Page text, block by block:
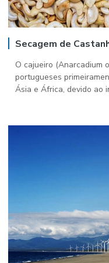
Secagem de
O cajueiro (Anarcadium
portugueses
Ásia e África, devido ao